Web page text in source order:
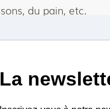
du pain, etc.